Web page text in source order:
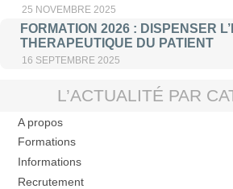
25 NOVEMBRE 2025
FORMATION 2026 : DISPENSER
THERAPEUTIQUE DU PATIENT
16 SEPTEMBRE 2025
L’ACTUALITÉ PAR
A propos
Formations
Informations
Recrutement